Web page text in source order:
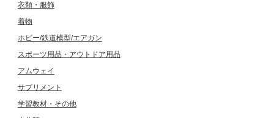
衣類・服飾
着物
ホビー/鉄道模型/エアガン
スポーツ用品・アウトドア用品
アムウェイ
サプリメント
学習教材・その他